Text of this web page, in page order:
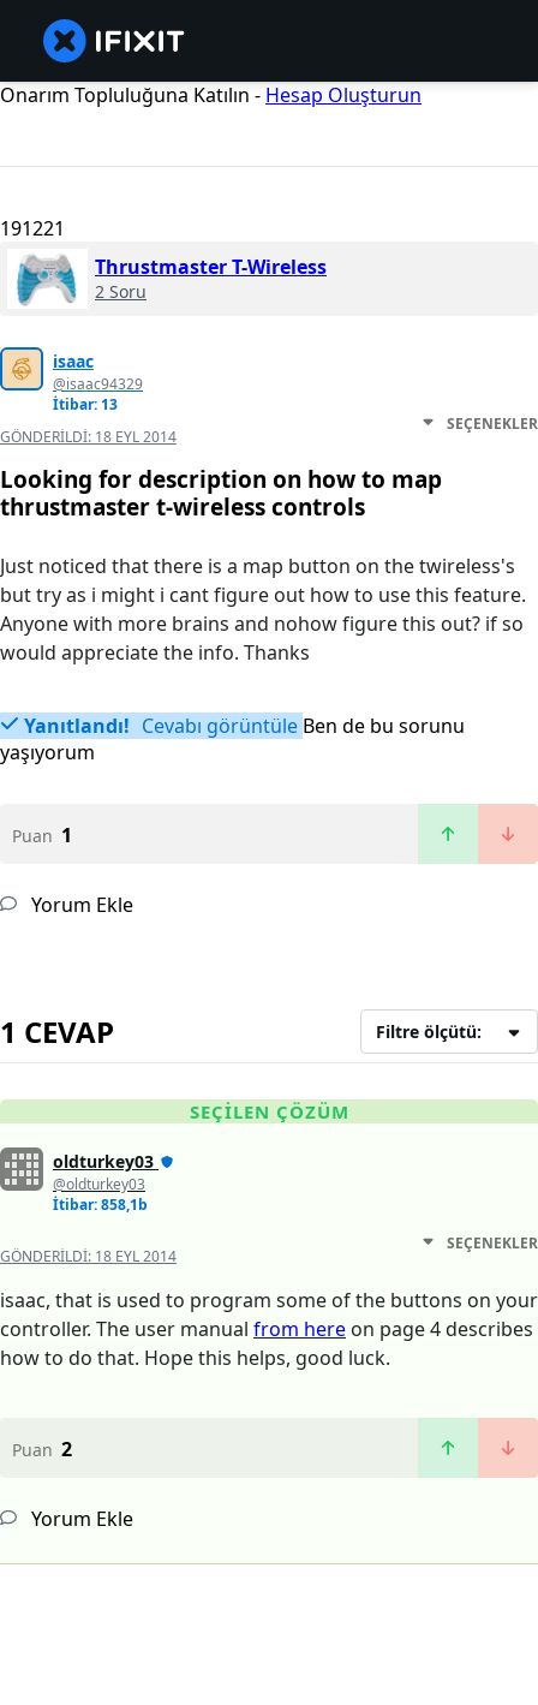
Onarım Topluluğuna Katılın - Hesap Oluşturun
191221
Thrustmaster T-Wireless
2 Soru
isaac
@isaac94329
İtibar: 13
GÖNDERILDI: 18 EYL 2014
SEÇENEKLER
Looking for description on how to map
thrustmaster t-wireless controls
Just noticed that there is a map button on the twireless's
but try as i might i cant figure out how to use this feature.
Anyone with more brains and nohow figure this out? if so
would appreciate the info. Thanks
Yanıtlandı! Cevabı görüntüle Ben de bu sorunu
yaşıyorum
Puan 1
Yorum Ekle
1 CEVAP Filtre ölçütü:
SEÇILEN ÇÖZÜM
oldturkey03
@oldturkey03
İtibar: 858,1b
GÖNDERILDI: 18 EYL 2014
SEÇENEKLER
isaac, that is used to program some of the buttons on your
controller. The user manual from here on page 4 describes
how to do that. Hope this helps, good luck.
Puan 2
Yorum Ekle